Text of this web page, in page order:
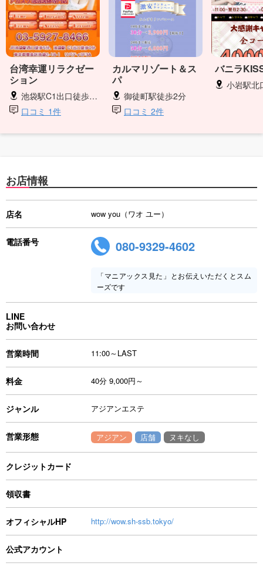
台湾幸運リラクゼー
ション
池袋駅C1出口徒歩0分
口コミ 1件
カルマリゾート＆ス
パ
御徒町駅徒歩2分
口コミ 2件
バニラ
小岩駅北
お店情報
店名 wow you（ワオ ユー）
電話番号 080-9329-4602
「マニアックス見た」とお伝えいただくとスム
ーズです
LINE
お問い合わせ
営業時間 11:00～LAST
料金 40分 9,000円～
ジャンル アジアンエステ
営業形態 アジアン 店舗 ヌキなし
クレジットカード
領収書
オフィシャルHP http://wow.sh-ssb.tokyo/
公式アカウント